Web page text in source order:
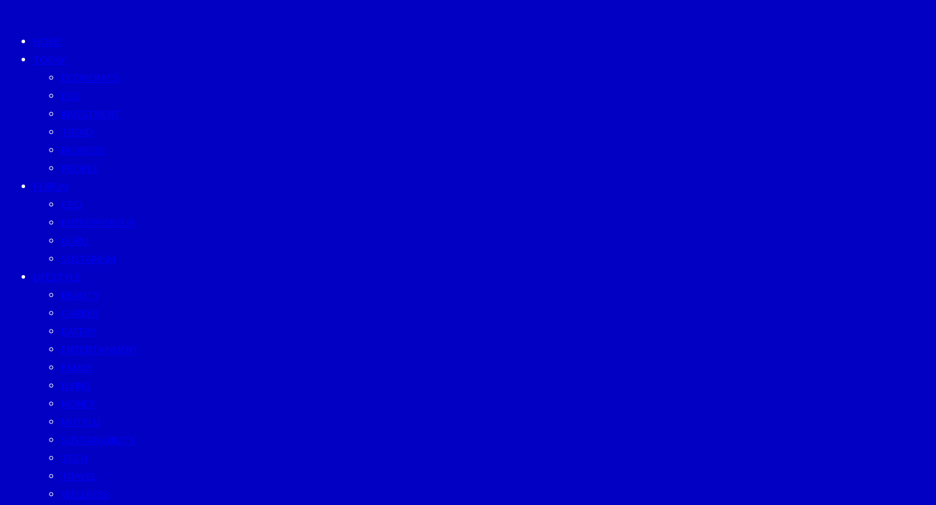
HOME
TODAY
ECONOMICS
ESG
INVESTMENT
TREND
BUSINESS
PEOPLE
FORUM
CEO
ENTREPRENEUR
GURU
SUSTAINISM
LIFESTYLE
BEAUTY
CAREER
EATERY
ENTERTAINMENT
FAMILY
LIVING
MONEY
MUTELU
SUSTAINABILITY
TECH
TRAVEL
WELLNESS